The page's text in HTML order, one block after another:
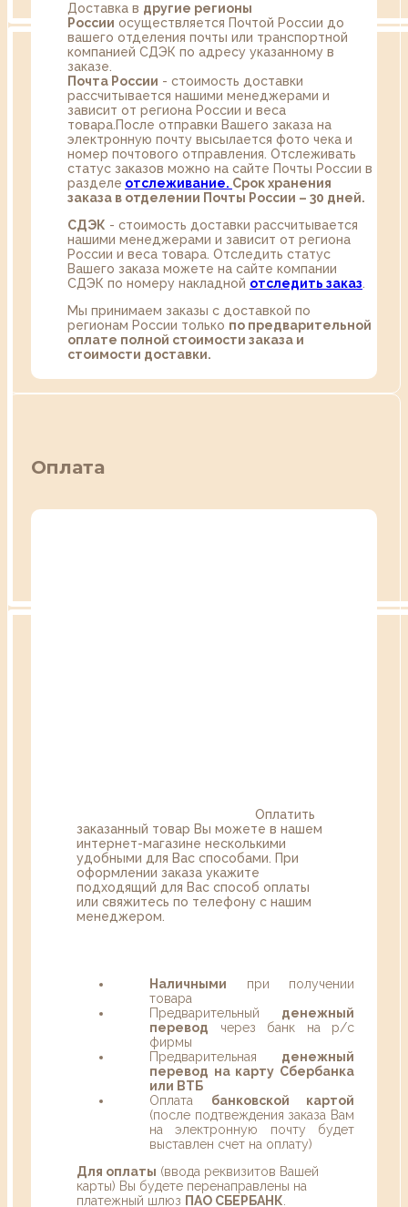
Доставка в другие регионы
России осуществляется Почтой России до
вашего отделения почты или транспортной
компанией СДЭК по адресу указанному в
заказе.
Почта России - стоимость доставки
рассчитывается нашими менеджерами и
зависит от региона России и веса
товара.После отправки Вашего заказа на
электронную почту высылается фото чека и
номер почтового отправления. Отслеживать
статус заказов можно на сайте Почты России в
разделе oтслеживание. Срок хранения
заказа в отделении Почты России – 30 дней.
СДЭК - стоимость доставки рассчитывается
нашими менеджерами и зависит от региона
России и веса товара. Отследить статус
Вашего заказа можете на сайте компании
СДЭК по номеру накладной отследить заказ
Мы принимаем заказы с доставкой по
регионам России только по предварительной
оплате полной стоимости заказа и
стоимости доставки.
Оплата
Оплатить
заказанный товар Вы можете в нашем
интернет-магазине несколькими
удобными для Вас способами. При
оформлении заказа укажите
подходящий для Вас способ оплаты
или свяжитесь по телефону с нашим
менеджером.
Наличными при получении
товара
Предварительный денежный
перевод через банк на р/с
фирмы
Предварительная денежный
перевод на карту Сбербанка
или ВТБ
Оплата банковской картой
(после подтвеждения заказа Вам
на электронную почту будет
выставлен счет на оплату)
Для оплаты (ввода реквизитов Вашей
карты) Вы будете перенаправлены на
платежный шлюз ПАО СБЕРБАНК